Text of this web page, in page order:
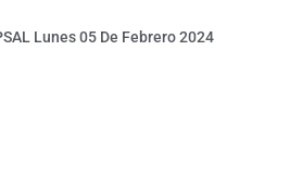
Lunes 05 De Febrero 2024